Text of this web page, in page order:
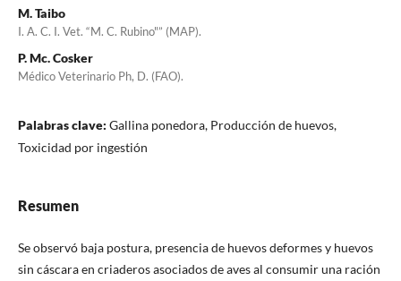
M. Taibo
I. A. C. I. Vet. “M. C. Rubino"” (MAP).
P. Mc. Cosker
Médico Veterinario Ph, D. (FAO).
Palabras clave: Gallina ponedora, Producción de huevos,
Toxicidad por ingestión
Resumen
Se observó baja postura, presencia de huevos deformes y huevos
sin cáscara en criaderos asociados de aves al consumir una ración